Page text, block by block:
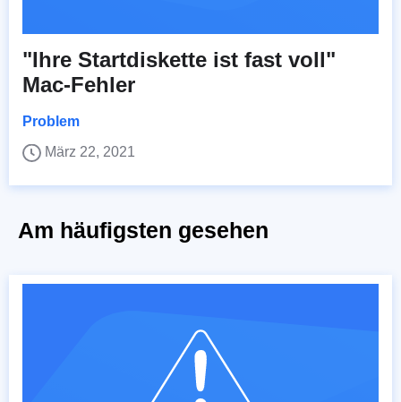
"Ihre Startdiskette ist fast voll"
Mac-Fehler
Problem
März 22, 2021
Am häufigsten gesehen